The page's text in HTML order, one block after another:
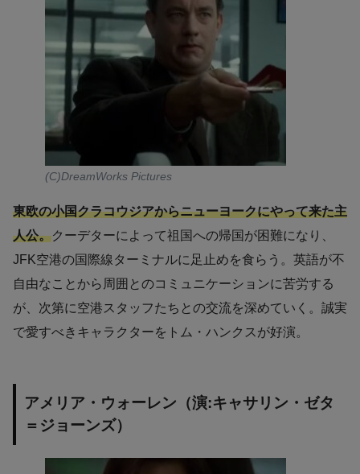
(C)DreamWorks Pictures
東欧の小国クラコウジアからニューヨークにやって来た主
人公。クーデターによって祖国への帰国が困難になり、
JFK空港の国際線ターミナルに足止めを食らう。英語が不
自由なことから周囲とのコミュニケーションに苦労する
が、次第に空港スタッフたちとの交流を深めていく。誠実
で愛すべきキャラクターをトム・ハンクスが好演。
アメリア・ウォーレン（演:キャサリン・ゼタ
＝ジョーンズ）